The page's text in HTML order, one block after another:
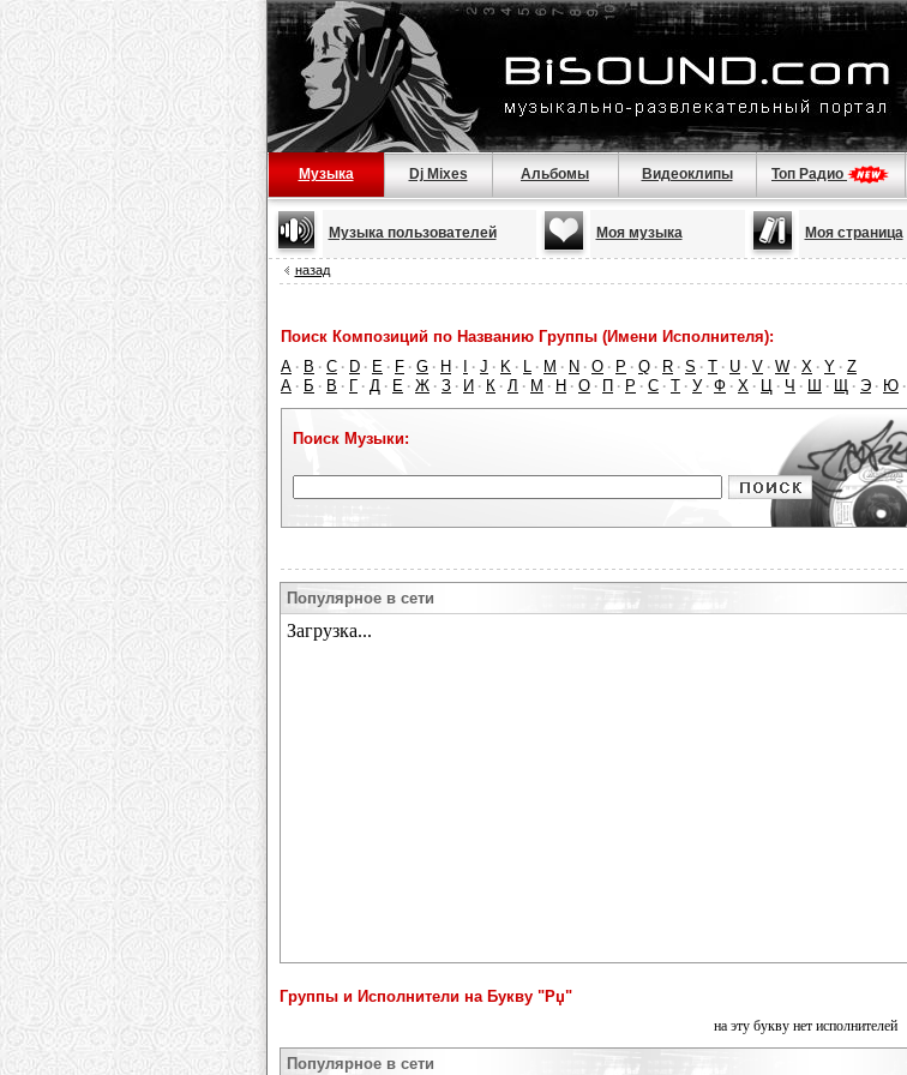
Музыка Dj Mixes Альбомы Видеоклипы Топ Радио
Музыка пользователей Моя музыка Моя страница
назад
Поиск Композиций по Названию Группы (Имени Исполнителя):
A · B · C · D · E · F · G · H · · J · K · L · M · N · O · P · Q · R · S · T · U · V · W · X · Y · Z
А · Б · В · Г · Д · Е · Ж · З · И · К · Л · М · Н · О · П · Р · С · Т · У · Ф · Х · Ц · Ч · Ш · Щ · Э · Ю ·
Поиск Музыки:
Популярное в сети
Группы и Исполнители на Букву "Рџ"
на эту букву нет исполнителей
Популярное в сети